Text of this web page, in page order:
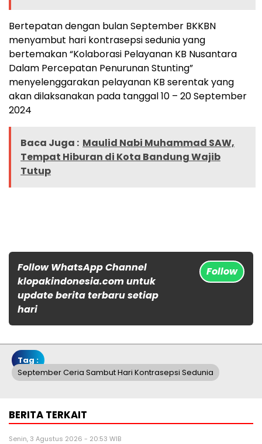
Bertepatan dengan bulan September BKKBN
menyambut hari kontrasepsi sedunia yang
bertemakan “Kolaborasi Pelayanan KB Nusantara
Dalam Percepatan Penurunan Stunting”
menyelenggarakan pelayanan KB serentak yang
akan dilaksanakan pada tanggal 10 – 20 September
2024
Baca Juga : Maulid Nabi Muhammad SAW,
Tempat Hiburan di Kota Bandung Wajib
Tutup
Follow WhatsApp Channel
klopakindonesia.com untuk
update berita terbaru setiap
hari
Follow
Tag :
September Ceria Sambut Hari Kontrasepsi Sedunia
BERITA TERKAIT
Senin, 3 Agustus 2026 - 20:53 WIB